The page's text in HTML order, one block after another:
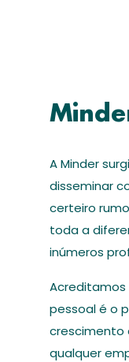
A Minder
disseminar
certeiro
toda a
inúmeros
pessoal é o
crescimento
qualquer